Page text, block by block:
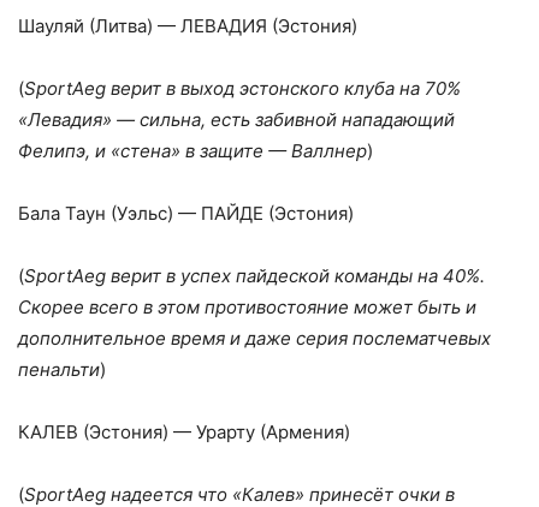
Шауляй (Литва) — ЛЕВАДИЯ (Эстония)
(SportAeg верит в выход эстонского клуба на 70%
«Левадия» — сильна, есть забивной нападающий
Фелипэ, и «стена» в защите — Валлнер)
Бала Таун (Уэльс) — ПАЙДЕ (Эстония)
(SportAeg верит в успех пайдеской команды на 40%.
Скорее всего в этом противостояние может быть и
дополнительное время и даже серия послематчевых
пенальти)
КАЛЕВ (Эстония) — Урарту (Армения)
(SportAeg надеется что «Калев» принесёт очки в